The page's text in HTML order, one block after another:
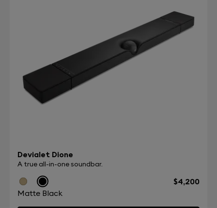
Devialet Dione
A true all-in-one soundbar.
Matte Black
$4,200